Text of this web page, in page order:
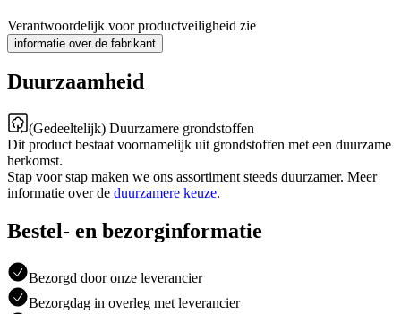
Verantwoordelijk voor productveiligheid zie
informatie over de fabrikant
Duurzaamheid
(Gedeeltelijk) Duurzamere grondstoffen
Dit product bestaat voornamelijk uit grondstoffen met een duurzame
herkomst.
Stap voor stap maken we ons assortiment steeds duurzamer. Meer
informatie over de duurzamere keuze.
Bestel- en bezorginformatie
Bezorgd door onze leverancier
Bezorgdag in overleg met leverancier